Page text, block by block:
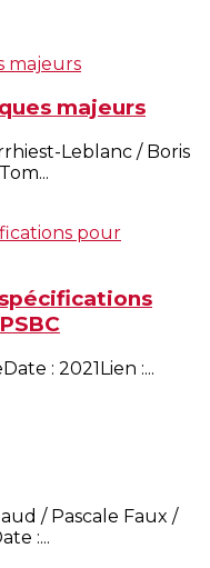
majeurs
Leblanc / Boris
: 2021Lien :...
/ Pascale Faux /
:...